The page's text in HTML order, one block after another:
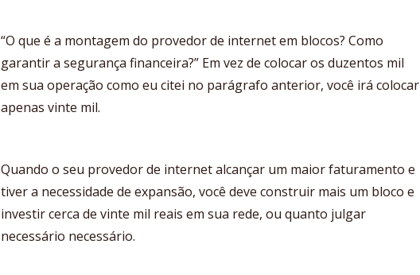
“O que é a montagem do provedor de internet em blocos? Como
garantir a segurança financeira?” Em vez de colocar os duzentos mil
em sua operação como eu citei no parágrafo anterior, você irá colocar
apenas vinte mil.
Quando o seu provedor de internet alcançar um maior faturamento e
tiver a necessidade de expansão, você deve construir mais um bloco e
investir cerca de vinte mil reais em sua rede, ou quanto julgar
necessário necessário.